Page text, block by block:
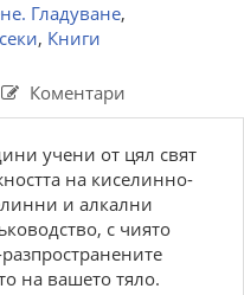
Гладуване,
, Книги
Коментари
учени от цял свят
на киселинно-
и алкални
с чиято
на вашето тяло.